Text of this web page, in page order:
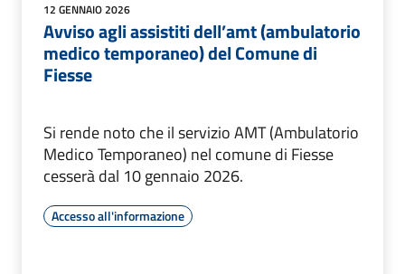
12 GENNAIO 2026
Avviso agli assistiti dell’amt (ambulatorio
medico temporaneo) del Comune di
Fiesse
Si rende noto che il servizio AMT (Ambulatorio
Medico Temporaneo) nel comune di Fiesse
cesserà dal 10 gennaio 2026.
Accesso all'informazione